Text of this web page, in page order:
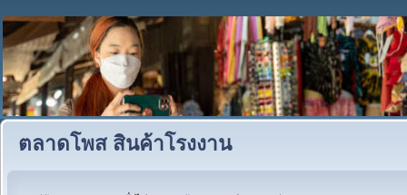
ตลาดโพส สินค้าโรงงาน